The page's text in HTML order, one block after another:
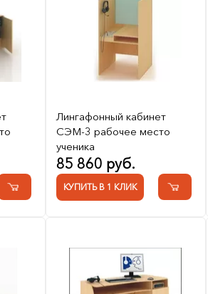
Лингафонный кабинет
СЭМ-3 рабочее место
ученика
85 860 руб.
КУПИТЬ В 1 КЛИК